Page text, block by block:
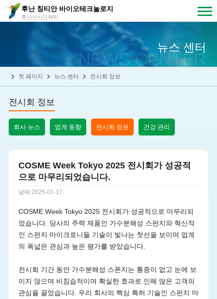
후난 칭티안 바이오테크놀로지
후난선샤인뷰티
뉴스 센터
NEWS CENTER
첫 페이지 뉴스 센터 전시회 정보
전시회 정보
회사 뉴스 업계 동향 전시회 정보 건강 관리
COSME Week Tokyo 2025 전시회가 성공적
으로 마무리되었습니다.
날짜:2025-01-17
COSME Week Tokyo 2025 전시회가 성공적으로 마무리되
었습니다. 당사의 주력 제품인 가수분해성 스펀지와 혁신적
인 스펀지 마이크로니들 기술이 빛나는 첫선을 보이며 업계
의 폭넓은 관심과 높은 평가를 받았습니다.
전시회 기간 동안 가수분해성 스폰지는 통증이 없고 눈에 보
이지 않으며 비침습적이며 확실한 효과로 인해 많은 고객의
관심을 끌었습니다. 우리 회사의 핵심 특허 기술인 스펀지 마